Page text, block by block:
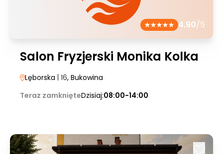
4.90/5
Salon Fryzjerski Monika Kolka
Lęborska | 16, Bukowina
Teraz zamknięteDzisiaj:08:00-14:00